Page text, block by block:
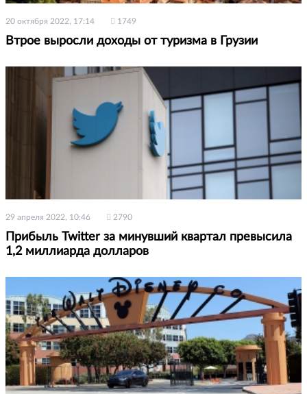
20 октября 2022, 17:14 1749
Втрое выросли доходы от туризма в Грузии
29 апреля 2022, 10:46 2790
Прибыль Twitter за минувший квартал превысила
1,2 миллиарда долларов